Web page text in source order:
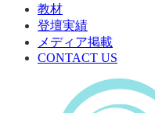
教材
登壇実績
メディア掲載
CONTACT US